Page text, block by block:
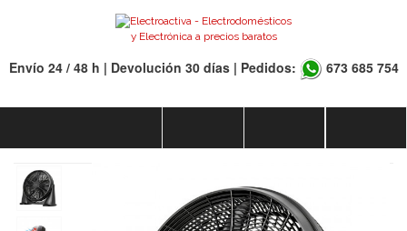
Envío 24 / 48 h | Devolución 30 días | Pedidos: 673 685 754